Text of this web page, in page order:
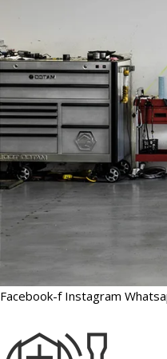
Facebook-f Instagram